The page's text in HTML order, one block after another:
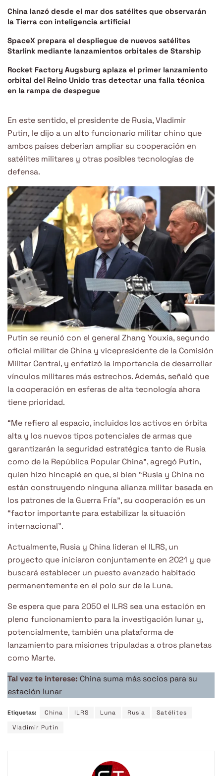
China lanzó desde el mar dos satélites que observarán
la Tierra con inteligencia artificial
SpaceX prepara el despliegue de nuevos satélites
Starlink mediante lanzamientos orbitales de Starship
Rocket Factory Augsburg aplaza el primer lanzamiento
orbital del Reino Unido tras detectar una falla técnica
en la rampa de despegue
En este sentido, el presidente de Rusia, Vladimir
Putin, le dijo a un alto funcionario militar chino que
ambos países deberían ampliar su cooperación en
satélites militares y otras posibles tecnologías de
defensa.
Putin se reunió con el general Zhang Youxia, segundo
oficial militar de China y vicepresidente de la Comisión
Militar Central, y enfatizó la importancia de desarrollar
vínculos militares más estrechos. Además, señaló que
la cooperación en esferas de alta tecnología ahora
tiene prioridad.
“Me refiero al espacio, incluidos los activos en órbita
alta y los nuevos tipos potenciales de armas que
garantizarán la seguridad estratégica tanto de Rusia
como de la República Popular China”, agregó Putin,
quien hizo hincapié en que, si bien “Rusia y China no
están construyendo ninguna alianza militar basada en
los patrones de la Guerra Fría”, su cooperación es un
“factor importante para estabilizar la situación
internacional”.
Actualmente, Rusia y China lideran el ILRS, un
proyecto que iniciaron conjuntamente en 2021 y que
buscará establecer un puesto avanzado habitado
permanentemente en el polo sur de la Luna.
Se espera que para 2050 el ILRS sea una estación en
pleno funcionamiento para la investigación lunar y,
potencialmente, también una plataforma de
lanzamiento para misiones tripuladas a otros planetas
como Marte.
Tal vez te interese: China suma más socios para su
estación lunar
Etiquetas: China ILRS Luna Rusia
Satélites
Vladimir Putin